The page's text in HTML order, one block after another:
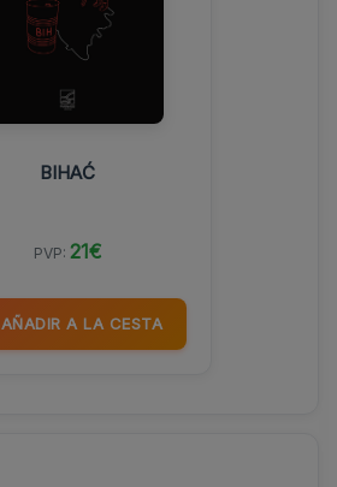
BIHAĆ
PVP: 21€
AÑADIR A LA CESTA